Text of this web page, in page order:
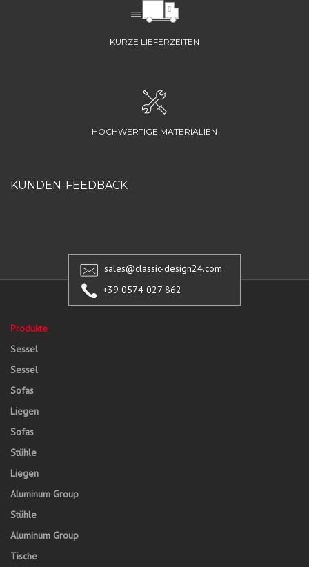
KURZE LIEFERZEITEN
HOCHWERTIGE MATERIALIEN
KUNDEN-FEEDBACK
sales@classic-design24.com
+39 0574 027 862
Produkte
Sessel
Sessel
Sofas
Liegen
Sofas
Stühle
Liegen
Aluminum Group
Stühle
Aluminum Group
Tische